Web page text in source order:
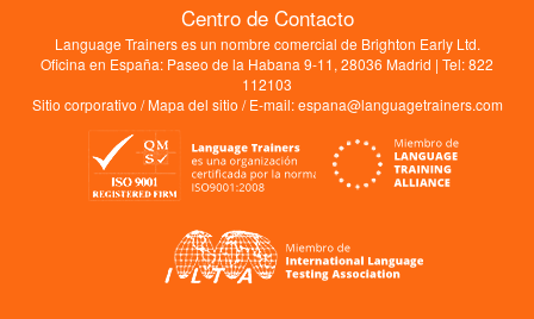
Centro de Contacto
Language Trainers es un nombre comercial de Brighton Early Ltd.
Oficina en España: Paseo de la Habana 9-11, 28036 Madrid | Tel: 822
112103
Sitio corporativo /Mapa del sitio / E-mail:espana@languagetrainers.com